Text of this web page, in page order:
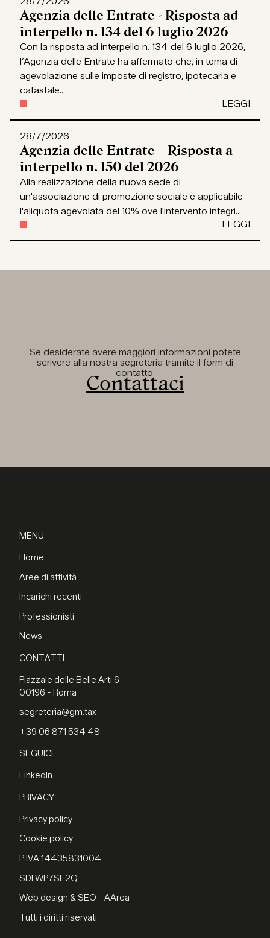
Agenzia delle Entrate - Risposta ad
interpello n. 134 del 6 luglio 2026
Con la risposta ad interpello n. 134 del 6 luglio 2026,
l’Agenzia delle Entrate ha affermato che, in tema di
agevolazione sulle imposte di registro, ipotecaria e
catastale...
LEGGI
28/7/2026
Agenzia delle Entrate – Risposta a
interpello n. 150 del 2026
Alla realizzazione della nuova sede di
un'associazione di promozione sociale è applicabile
l'aliquota agevolata del 10% ove l'intervento integri...
LEGGI
Se desiderate avere maggiori informazioni potete
scrivere alla nostra segreteria tramite il form di
contatto.
Contattaci
MENU
Home
Aree di attività
Incarichi recenti
Professionisti
News
CONTATTI
Piazzale delle Belle Arti 6
00196 - Roma
segreteria@gm.tax
+39 06 871 534 48
SEGUICI
LinkedIn
PRIVACY
Privacy policy
Cookie policy
P.IVA 14435831004
SDI WP7SE2Q
Web design & SEO - AArea
Tutti i diritti riservati